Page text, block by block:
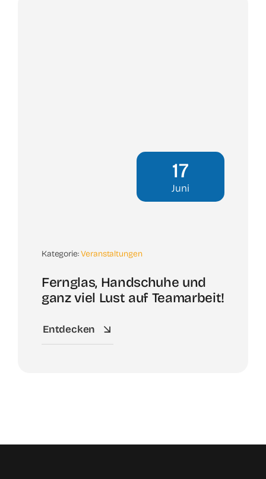
17
Juni
Kategorie:Veranstaltungen
Fernglas, Handschuhe und
ganz viel Lust auf Teamarbeit!
Entdecken